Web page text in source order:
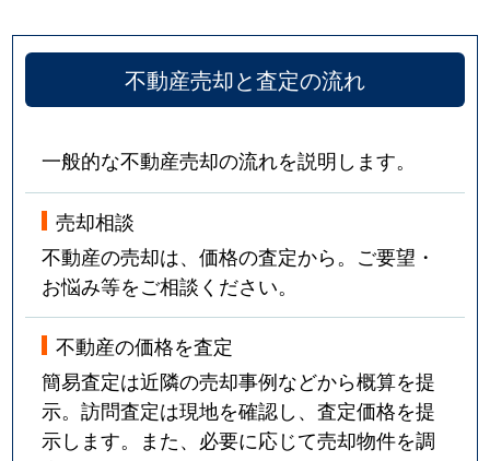
不動産売却と査定の流れ
一般的な不動産売却の流れを説明します。
売却相談
不動産の売却は、価格の査定から。ご要望・
お悩み等をご相談ください。
不動産の価格を査定
簡易査定は近隣の売却事例などから概算を提
示。訪問査定は現地を確認し、査定価格を提
示します。また、必要に応じて売却物件を調